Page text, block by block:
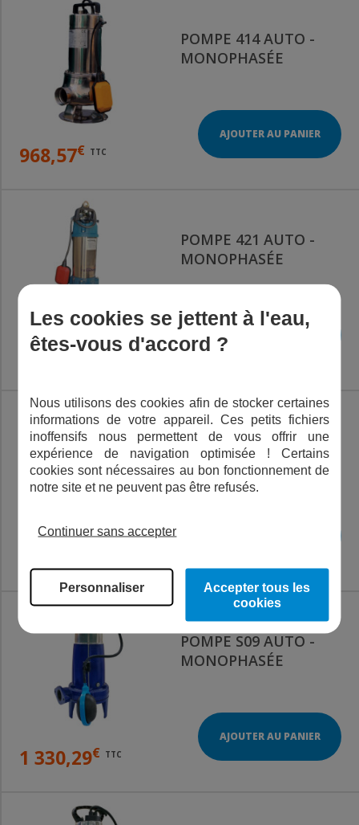
POMPE 414 AUTO -
MONOPHASÉE
968,57€ TTC
AJOUTER AU PANIER
POMPE 421 AUTO -
MONOPHASÉE
834,86€ TTC
AJOUTER AU PANIER
POMPE FL15 AUTO -
MONOPHASÉE
POMPE S09 AUTO -
MONOPHASÉE
1 330,29€ TTC
AJOUTER AU PANIER
Les cookies se jettent à l'eau,
êtes-vous d'accord ?
Nous utilisons des cookies afin de stocker certaines
informations de votre appareil. Ces petits fichiers
inoffensifs nous permettent de vous offrir une
expérience de navigation optimisée ! Certains
cookies sont nécessaires au bon fonctionnement de
notre site et ne peuvent pas être refusés.
Continuer sans accepter
Personnaliser
Accepter tous les
cookies